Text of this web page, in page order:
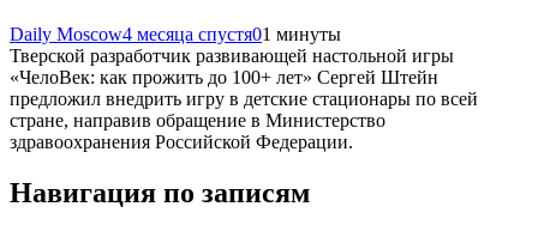
Daily Moscow4 месяца спустя01 минуты
Тверской разработчик развивающей настольной игры
«ЧелоВек: как прожить до 100+ лет» Сергей Штейн
предложил внедрить игру в детские стационары по всей
стране, направив обращение в Министерство
здравоохранения Российской Федерации.
Навигация по записям